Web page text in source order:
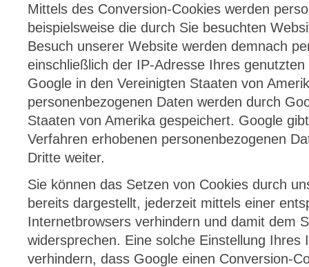
Mittels des Conversion-Cookies werden
beispielsweise die durch Sie besuchten
Besuch unserer Website werden demnach
einschließlich der IP-Adresse Ihres
Google in den Vereinigten Staaten von
personenbezogenen Daten werden durch
Staaten von Amerika gespeichert. Google
Verfahren erhobenen personenbezogenen
Dritte weiter.
Sie können das Setzen von Cookies durch
bereits dargestellt, jederzeit mittels einer
Internetbrowsers verhindern und damit dem
widersprechen. Eine solche Einstellung Ihres
verhindern, dass Google einen Conversion-